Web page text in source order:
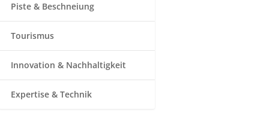
Piste & Beschneiung
Tourismus
Innovation & Nachhaltigkeit
Expertise & Technik